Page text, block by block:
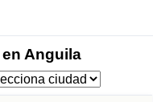
Anguila